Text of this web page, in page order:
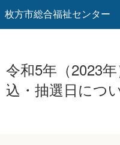
枚方市総合福祉センター
令和5年（2023
込・抽選日につ